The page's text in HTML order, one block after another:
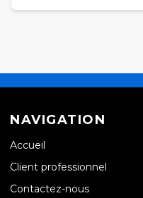
NAVIGATION
Accueil
Client professionnel
Contactez-nous